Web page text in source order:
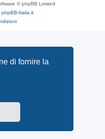
di fornire la
© phpBB Limited
phpBB-Italia.it